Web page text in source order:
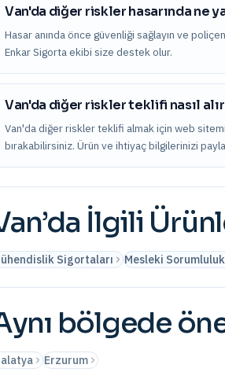
Van'da diğer riskler hasarında ne
Hasar anında önce güvenliği sağlayın ve
Enkar Sigorta ekibi size destek olur.
Van'da diğer riskler teklifi nasıl
Van'da diğer riskler teklifi almak için web
bırakabilirsiniz. Ürün ve ihtiyaç bilgilerinizi
’da İlgili
Sigortaları Mesleki
bölgede
Erzurum